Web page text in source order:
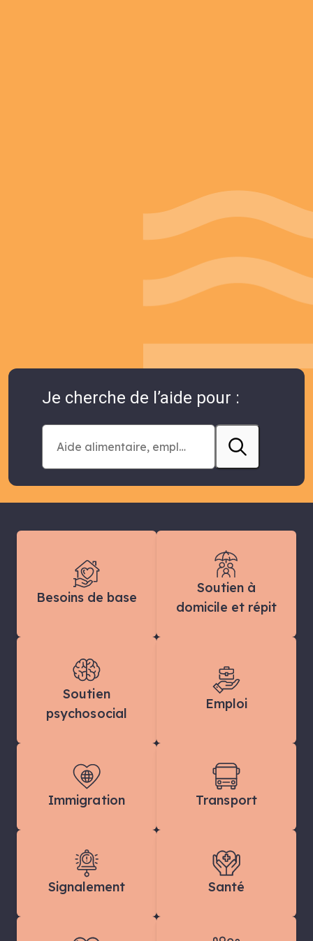
Je cherche de l’aide pour :
Besoins de base
Soutien à
domicile et répit
Soutien
psychosocial
Emploi
Immigration Transport
Signalement Santé